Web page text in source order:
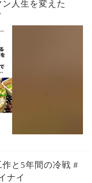
ン人生を変えた
作と5年間の冷戦 #
岡村隆史 #ナイナイ